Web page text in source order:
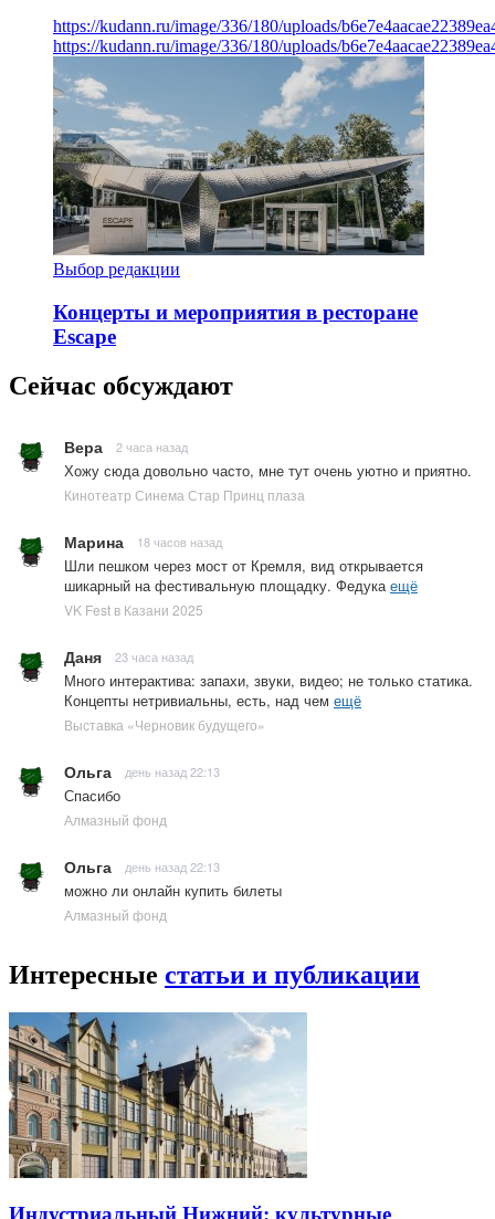
https://kudann.ru/image/336/180/uploads/
https://kudann.ru/image/336/180/uploads/
Выбор редакции
Концерты и мероприятия в ресторане
Escape
Сейчас обсуждают
Вера 2 часа назад
Хожу сюда довольно часто, мне тут очень уютно и приятно.
Кинотеатр Синема Стар Принц плаза
Марина 18 часов назад
Шли пешком через мост от Кремля, вид открывается
шикарный на фестивальную площадку. Федука ещё
VK Fest в Казани 2025
Даня 23 часа назад
Много интерактива: запахи, звуки, видео; не только статика.
Концепты нетривиальны, есть, над чем ещё
Выставка «Черновик будущего»
Ольга день назад 22:13
Спасибо
Алмазный фонд
Ольга день назад 22:13
можно ли онлайн купить билеты
Алмазный фонд
Интересные статьи и публикации
Индустриальный Нижний: культурные